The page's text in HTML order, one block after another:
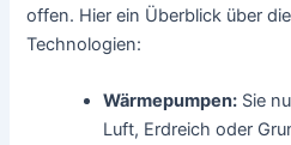
offen. Hier ein Überblick über
Technologien:
Wärmepumpen: Sie
Luft, Erdreich oder